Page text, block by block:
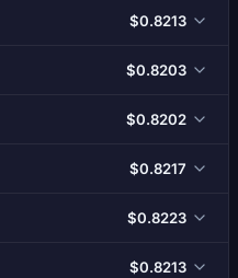
$0.8213
$0.8203
$0.8202
$0.8217
$0.8223
$0.8213